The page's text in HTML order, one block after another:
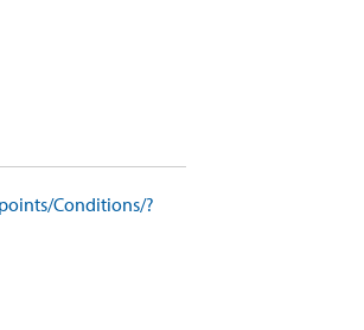
Conditions/?